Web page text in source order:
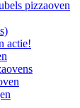
pizzaoven
actie!